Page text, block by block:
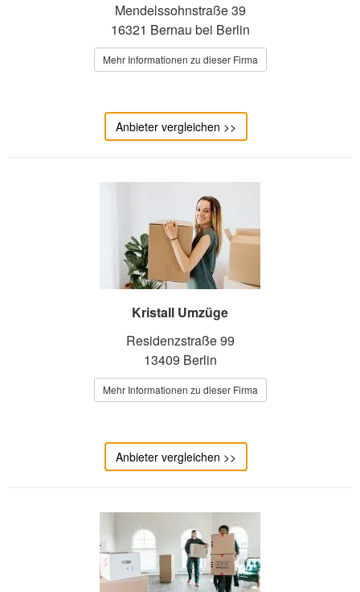
Mendelssohnstraße 39
16321 Bernau bei Berlin
Mehr Informationen zu dieser Firma
Anbieter vergleichen >>
Kristall Umzüge
Residenzstraße 99
13409 Berlin
Mehr Informationen zu dieser Firma
Anbieter vergleichen >>